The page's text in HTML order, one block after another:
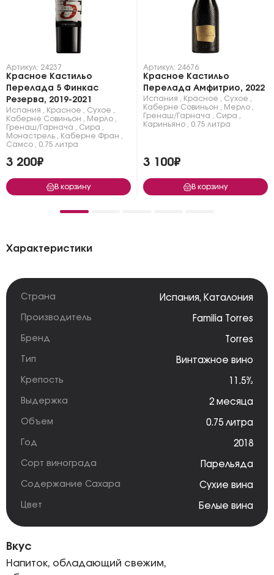
Артикул: 24237
Красное Кастильо
Перелада 5 Финкас
Резерва, 2019-2021
Испания Красное Сухое
Каберне Совиньон
Мерло
Гренаш/Гарнача
Сира
Монастрель
Каберне Фран
Самсо
0.75 литра
3 200₽
В корзину
Артикул: 24676
Красное Кастильо
Перелада Амфитрио, 2022
Испания Красное Сухое
Каберне Совиньон
Мерло
Гренаш/Гарнача
Сира
Кариньяно
0.75 литра
3 100₽
В корзину
Характеристики
Страна Испания, Каталония
Производитель Familia Torres
Бренд Torres
Тип Винтажное вино
Крепость 11.5%
Выдержка 2 месяца
Объем 0.75 литра
Год 2018
Сорт винограда Парельяда
Содержание Сахара Сухие вина
Цвет Белые вина
Вкус
Напиток, обладающий свежим,